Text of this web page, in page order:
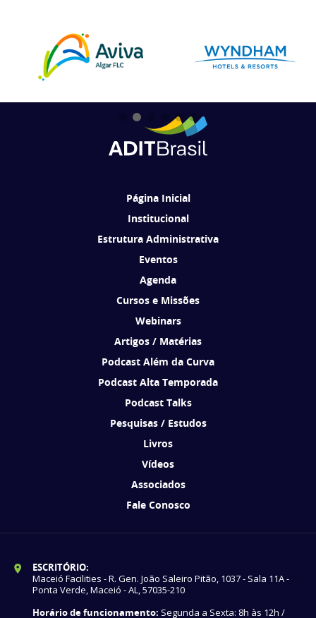
Página Inicial
Institucional
Estrutura Administrativa
Eventos
Agenda
Cursos e Missões
Webinars
Artigos / Matérias
Podcast Além da Curva
Podcast Alta Temporada
Podcast Talks
Pesquisas / Estudos
Livros
Vídeos
Associados
Fale Conosco
ESCRITÓRIO:
Maceió Facilities - R. Gen. João Saleiro Pitão, 1037 - Sala 11A -
Ponta Verde, Maceió - AL, 57035-210
Horário de funcionamento: Segunda a Sexta: 8h às 12h /